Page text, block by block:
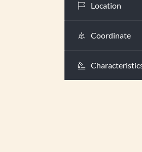
Location
Coordinate